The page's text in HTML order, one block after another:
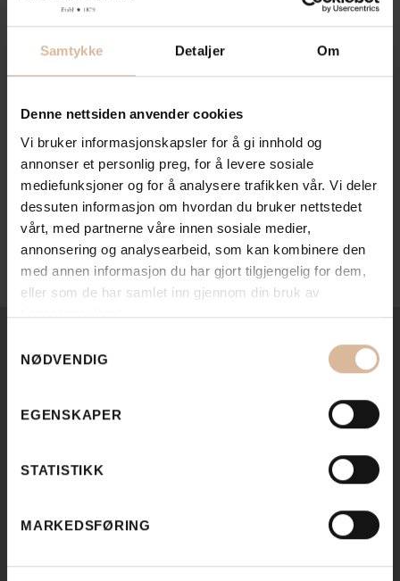
Samtykke Detaljer Om
Denne nettsiden anvender cookies
Vi bruker informasjonskapsler for å gi innhold og
annonser et personlig preg, for å levere sosiale
mediefunksjoner og for å analysere trafikken vår. Vi deler
dessuten informasjon om hvordan du bruker nettstedet
vårt, med partnerne våre innen sosiale medier,
annonsering og analysearbeid, som kan kombinere den
med annen informasjon du har gjort tilgjengelig for dem,
eller som de har samlet inn gjennom din bruk av
tjenestene deres.
NØDVENDIG
EGENSKAPER
STATISTIKK
MARKEDSFØRING
Bruksområder: Park- og byrom
Farge: Mørk Grå
Send oss en mail